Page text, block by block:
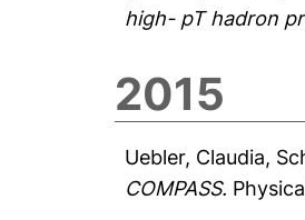
high- pT hadron
2015
Uebler, Claudia,
COMPASS.